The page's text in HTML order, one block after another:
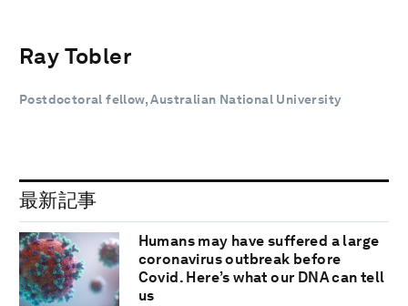
Ray Tobler
Postdoctoral fellow, Australian National University
最新記事
Humans may have suffered a large
coronavirus outbreak before
Covid. Here’s what our DNA can tell
us